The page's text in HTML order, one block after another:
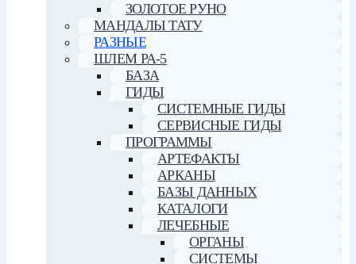
ЗОЛОТОЕ РУНО
МАНДАЛЫ ТАТУ
РАЗНЫЕ
ШЛЕМ РА-5
БАЗА
ГИДЫ
СИСТЕМНЫЕ ГИДЫ
СЕРВИСНЫЕ ГИДЫ
ПРОГРАММЫ
АРТЕФАКТЫ
АРКАНЫ
БАЗЫ ДАННЫХ
КАТАЛОГИ
ЛЕЧЕБНЫЕ
ОРГАНЫ
СИСТЕМЫ